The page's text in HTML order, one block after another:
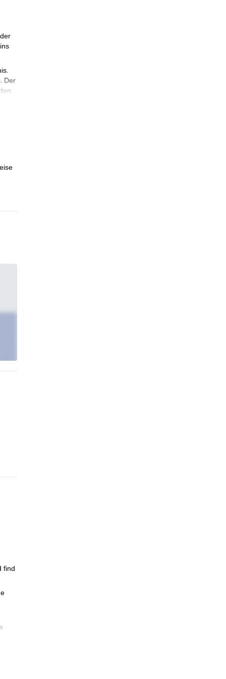
Der
find